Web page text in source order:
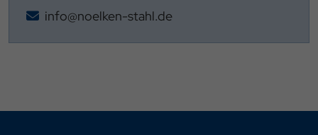
info@noelken-stahl.de